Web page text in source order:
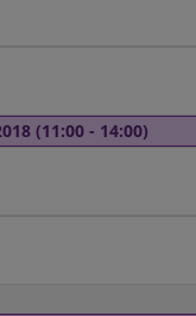
(11:00 - 14:00)